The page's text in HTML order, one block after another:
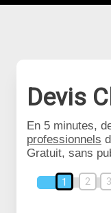
Devis
En 5 minutes,
professionnels
Gratuit, sans
1 2 3